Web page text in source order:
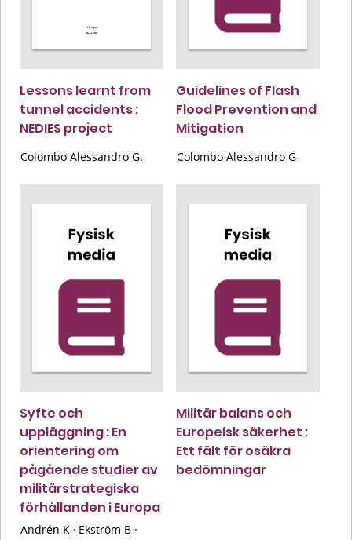
Lessons learnt from
tunnel accidents :
NEDIES project
Colombo Alessandro G.
Guidelines of Flash
Flood Prevention and
Mitigation
Colombo Alessandro G
Syfte och
uppläggning : En
orientering om
pågående studier av
militärstrategiska
förhållanden i Europa
Andrén K · Ekström B ·
Militär balans och
Europeisk säkerhet :
Ett fält för osäkra
bedömningar